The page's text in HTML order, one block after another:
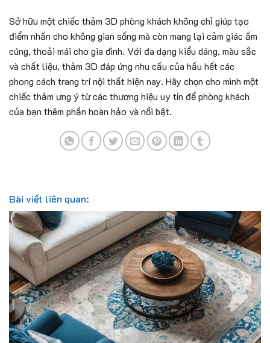
Sở hữu một chiếc thảm 3D phòng khách không chỉ giúp tạo
điểm nhấn cho không gian sống mà còn mang lại cảm giác ấm
cúng, thoải mái cho gia đình. Với đa dạng kiểu dáng, màu sắc
và chất liệu, thảm 3D đáp ứng nhu cầu của hầu hết các
phong cách trang trí nội thất hiện nay. Hãy chọn cho mình một
chiếc thảm ưng ý từ các thương hiệu uy tín để phòng khách
của bạn thêm phần hoàn hảo và nổi bật.
Bài viết liên quan: